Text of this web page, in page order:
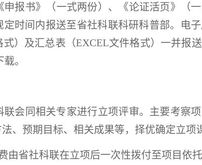
报书》 （一式两份） 、《论证活页》 （
时间内报送至省社科联科研科普部。电子
式） 及汇总表 （EXCEL文件格式） 一并报
载。
会同相关专家进行立项评审。主要考察
、预期目标、相关成果等，择优确定立项
由省社科联在立项后一次性拨付至项目依